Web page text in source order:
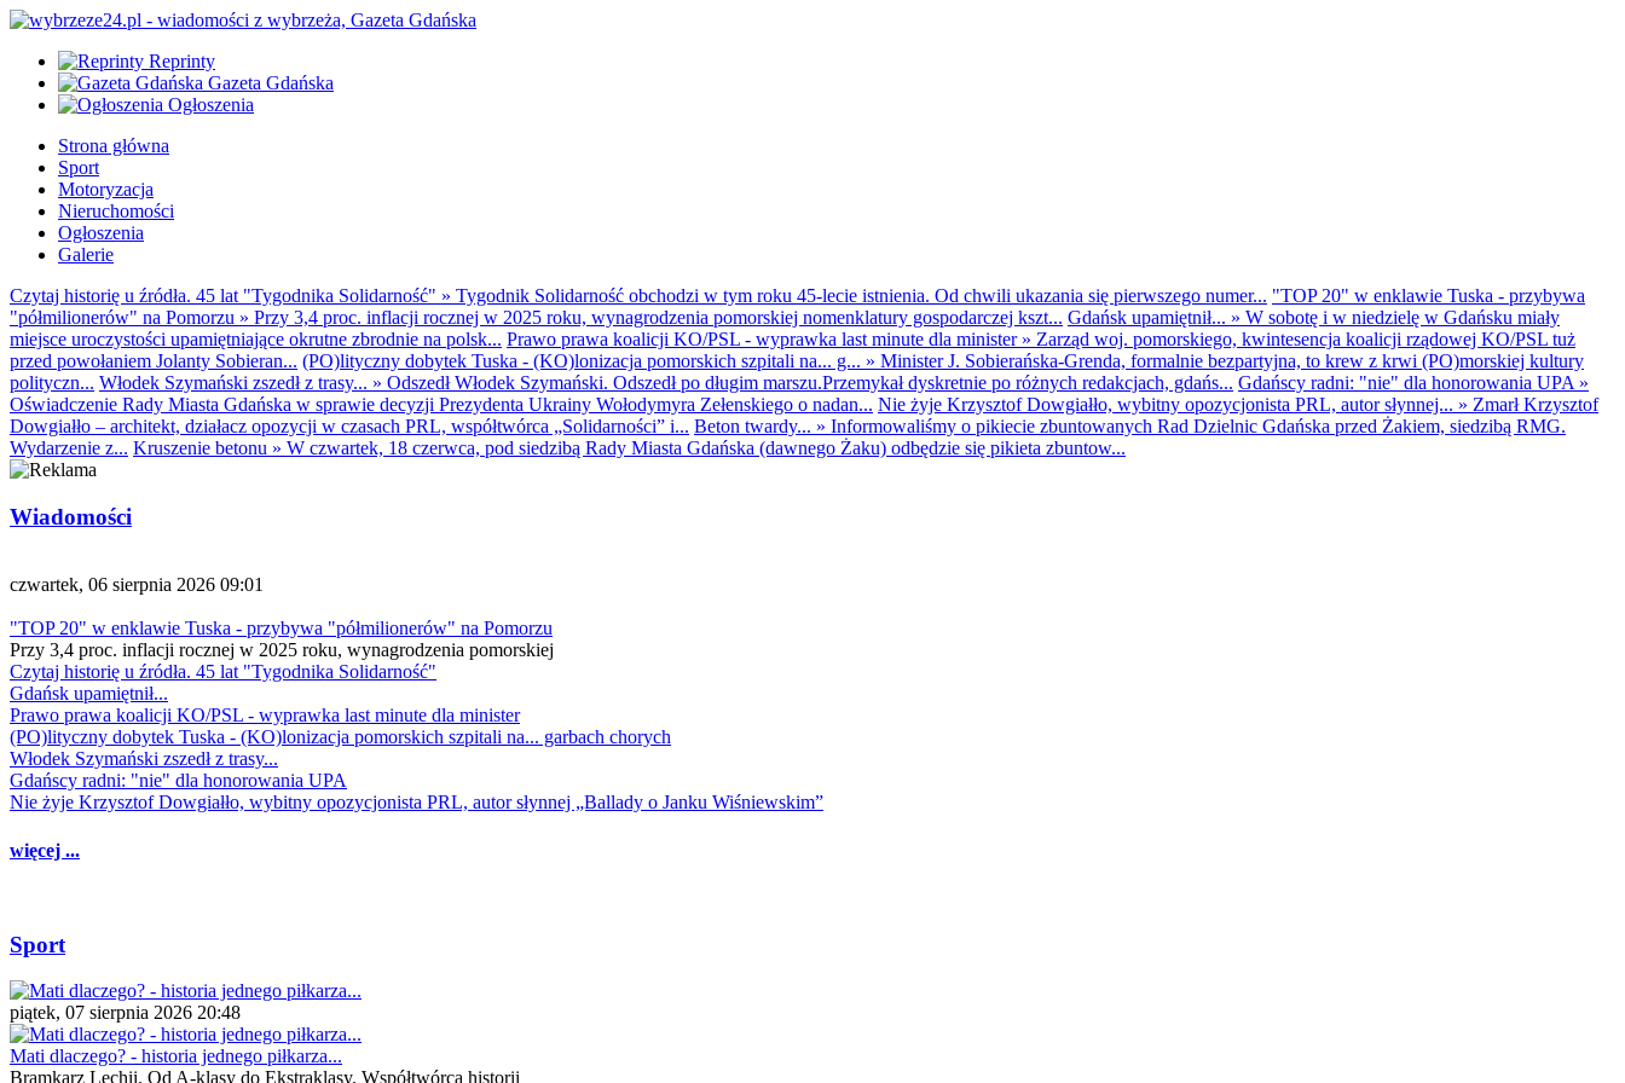
Reprinty
Gazeta Gdańska
Ogłoszenia
Strona główna
Sport
Motoryzacja
Nieruchomości
Ogłoszenia
Galerie
Czytaj historię u źródła. 45 lat "Tygodnika Solidarność" » Tygodnik Solidarność obchodzi w tym roku 45-lecie istnienia. Od chwili ukazania się pierwszego numer... "TOP 20" w enklawie Tuska - przybywa
"półmilionerów" na Pomorzu » Przy 3,4 proc. inflacji rocznej w 2025 roku, wynagrodzenia pomorskiej nomenklatury gospodarczej kszt... Gdańsk upamiętnił... » W sobotę i w niedzielę w Gdańsku miały
miejsce uroczystości upamiętniające okrutne zbrodnie na polsk... Prawo prawa koalicji KO/PSL - wyprawka last minute dla minister» Zarząd woj. pomorskiego, kwintesencja koalicji rządowej KO/PSL tuż
przed powołaniem Jolanty Sobieran... (PO)lityczny dobytek Tuska - (KO)lonizacja pomorskich szpitali na... g... » Minister J. Sobierańska-Grenda, formalnie bezpartyjna, to krew z krwi (PO)morskiej kultury
polityczn... Włodek Szymański zszedł z trasy... » Odszedł Włodek Szymański. Odszedł po długim marszu.Przemykał dyskretnie po różnych redakcjach, gdańs... Gdańscy radni: "nie" dla honorowania UPA »
Oświadczenie Rady Miasta Gdańska w sprawie decyzji Prezydenta Ukrainy Wołodymyra Zełenskiego o nadan... Nie żyje Krzysztof Dowgiałło, wybitny opozycjonista PRL, autor słynnej... » Zmarł Krzysztof
Dowgiałło – architekt, działacz opozycji w czasach PRL, współtwórca „Solidarności” i... Beton twardy... » Informowaliśmy o pikiecie zbuntowanych Rad Dzielnic Gdańska przed Żakiem, siedzibą RMG.
Wydarzenie z... Kruszenie betonu » W czwartek, 18 czerwca, pod siedzibą Rady Miasta Gdańska (dawnego Żaku) odbędzie się pikieta zbuntow...
Wiadomości
czwartek, 06 sierpnia 2026 09:01
"TOP 20" w enklawie Tuska - przybywa "półmilionerów" na Pomorzu
Przy 3,4 proc. inflacji rocznej w 2025 roku, wynagrodzenia pomorskiej
Czytaj historię u źródła. 45 lat "Tygodnika Solidarność"
Gdańsk upamiętnił...
Prawo prawa koalicji KO/PSL - wyprawka last minute dla minister
(PO)lityczny dobytek Tuska - (KO)lonizacja pomorskich szpitali na... garbach chorych
Włodek Szymański zszedł z trasy...
Gdańscy radni: "nie" dla honorowania UPA
Nie żyje Krzysztof Dowgiałło, wybitny opozycjonista PRL, autor słynnej „Ballady o Janku Wiśniewskim”
więcej ...
Sport
piątek, 07 sierpnia 2026 20:48
Mati dlaczego? - historia jednego piłkarza...
Bramkarz Lechii. Od A-klasy do Ekstraklasy. Współtwórca historii